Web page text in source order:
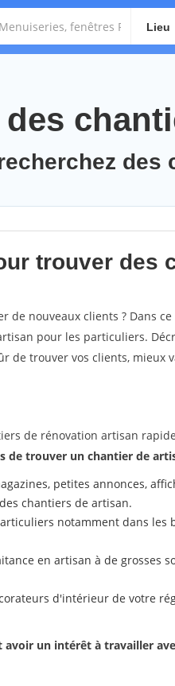
Lieu
des
trouver des
de nouveaux clients ? Dans
pour les particuliers.
de trouver vos clients, mieux
de rénovation artisan
de trouver un chantier de
petites annonces,
chantiers de artisan.
notamment dans les
en artisan à de grosses
d'intérieur de votre
un intérêt à travailler